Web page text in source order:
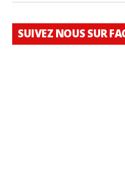
SUIVEZ NOUS SUR